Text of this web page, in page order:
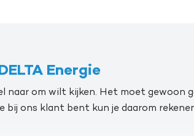
Energie
naar om wilt kijken. Het moet gewoon
bij ons klant bent kun je daarom